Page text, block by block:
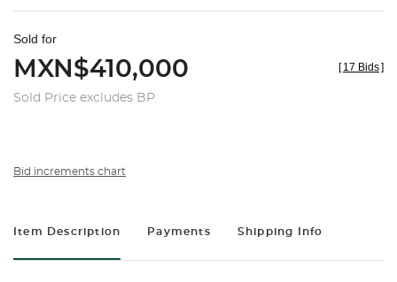
Sold for
MXN$410,000
Sold Price excludes BP
[ 17 Bids]
Bid increments chart
Item Description Payments Shipping Info